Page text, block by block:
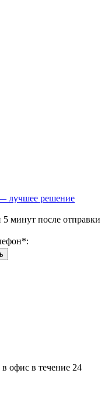
лучшее решение
минут после отправки
*:
офис в течение 24